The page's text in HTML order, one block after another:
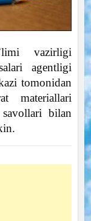
vazirligi
agentligi
tomonidan
materiallari
bilan